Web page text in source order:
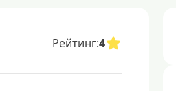
Рейтинг:4